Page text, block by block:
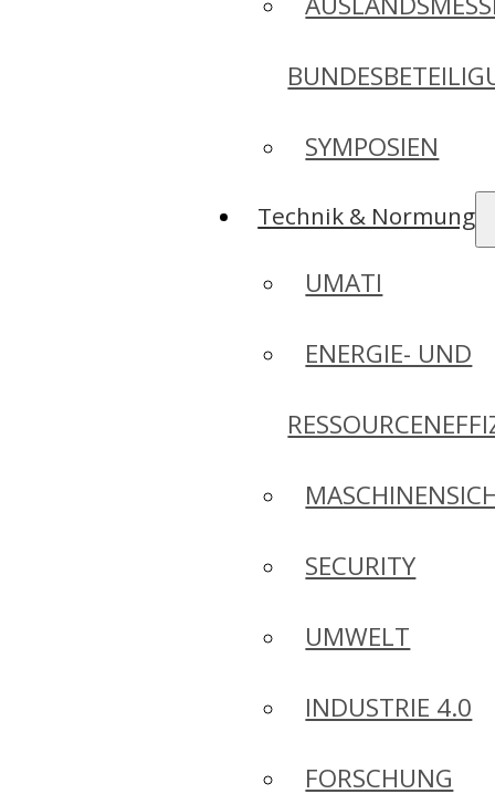
SYMPOSIEN
Technik & Normung
UMATI
ENERGIE- UND
SECURITY
UMWELT
INDUSTRIE 4.0
FORSCHUNG